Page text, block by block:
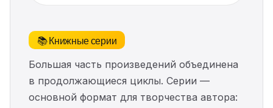
📚 Книжные серии
Большая часть произведений объединена
в продолжающиеся циклы. Серии —
основной формат для творчества автора: